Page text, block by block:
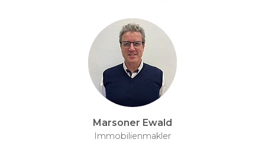
Marsoner Ewald
Immobilienmakler